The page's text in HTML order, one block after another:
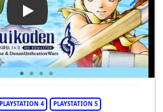
Play Video: Suikoden I&II
PLAYSTATION 4 PLAYSTATION 5